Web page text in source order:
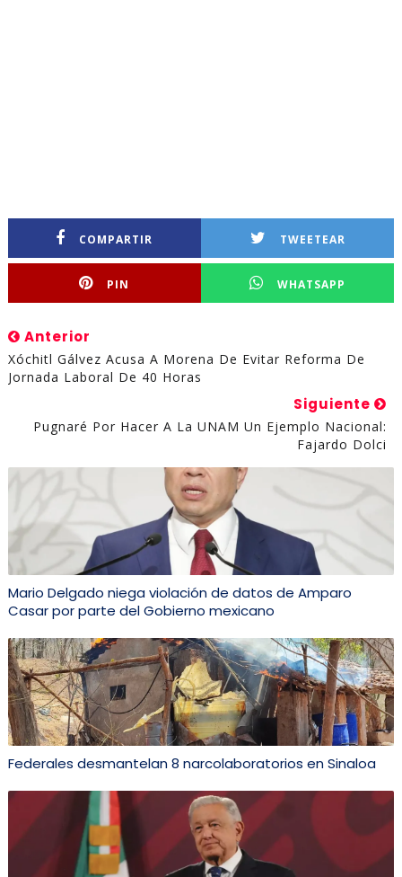
COMPARTIR TWEETEAR
PIN WHATSAPP
Anterior
Xóchitl Gálvez Acusa A Morena De Evitar Reforma De
Jornada Laboral De 40 Horas
Siguiente
Pugnaré Por Hacer A La UNAM Un Ejemplo Nacional:
Fajardo Dolci
Mario Delgado niega violación de datos de Amparo
Casar por parte del Gobierno mexicano
Federales desmantelan 8 narcolaboratorios en Sinaloa